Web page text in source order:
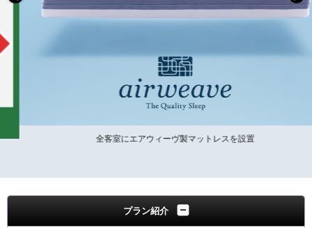
全客室にエアウィーヴ製マットレスを設置
プラン紹介